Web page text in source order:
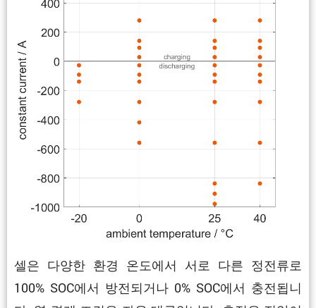
셀은 다양한 환경 온도에서 서로 다른 정전류로
100% SOC에서 방전되거나 0% SOC에서 충전됩니